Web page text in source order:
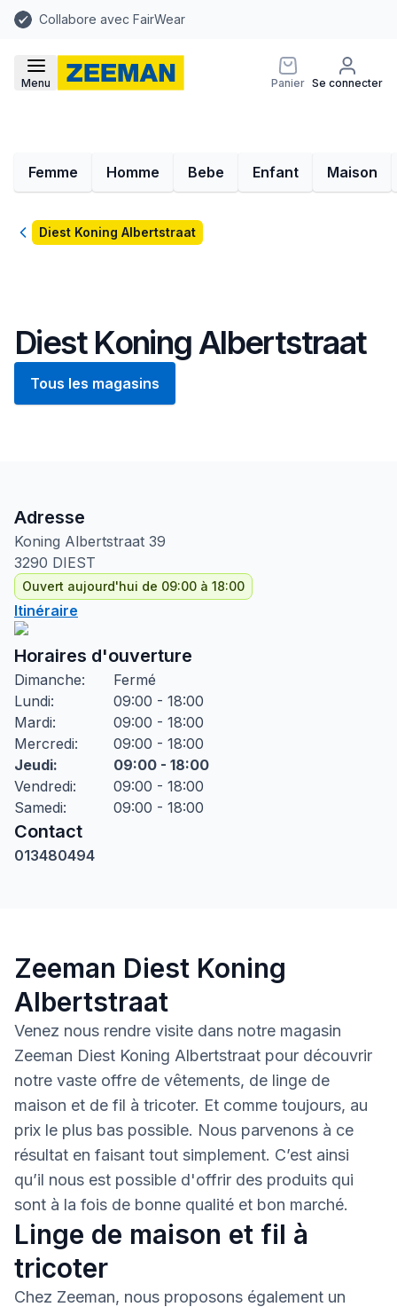
Collabore avec FairWear
Menu Panier Se connecter
Femme Homme Bebe Enfant Maison
RetourDiest Koning Albertstraat
Diest Koning Albertstraat
Tous les magasins
Adresse
Koning Albertstraat 39
3290 DIEST
Ouvert aujourd'hui de 09:00 à 18:00
Itinéraire
Horaires d'ouverture
Dimanche:
Fermé
Lundi:
09:00 - 18:00
Mardi:
09:00 - 18:00
Mercredi:
09:00 - 18:00
Jeudi:
09:00 - 18:00
Vendredi:
09:00 - 18:00
Samedi: 09:00 - 18:00
Contact
013480494
Zeeman Diest Koning
Albertstraat
Venez nous rendre visite dans notre magasin
Zeeman Diest Koning Albertstraat pour découvrir
notre vaste offre de vêtements, de linge de
maison et de fil à tricoter. Et comme toujours, au
prix le plus bas possible. Nous parvenons à ce
résultat en faisant tout simplement. C’est ainsi
qu’il nous est possible d'offrir des produits qui
sont à la fois de bonne qualité et bon marché.
Linge de maison et fil à
tricoter
Chez Zeeman, nous proposons également un